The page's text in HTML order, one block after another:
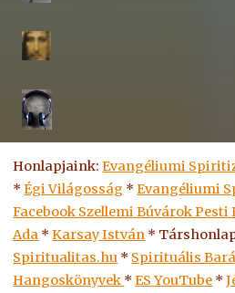
Honlapjaink:Evangéliumi
*Égi Világosság *Evangéliumi
Facebook Szellemi Búvárok Pesti
Ada *Karsay István *
Spiritualitas.hu * Spirituális
Hangoskönyvek *ESYouTube *